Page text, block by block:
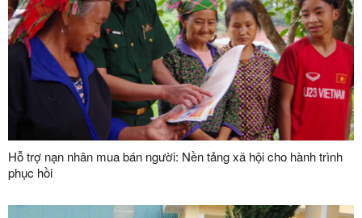
Hỗ trợ nạn nhân mua bán người: Nền tảng xã hội cho hành trình
phục hồi